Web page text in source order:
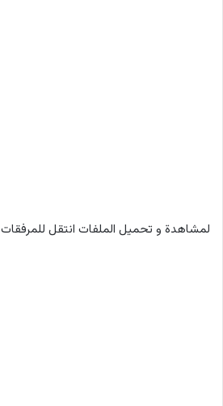
لمشاهدة و تحميل الملفات انتقل للمرفقات